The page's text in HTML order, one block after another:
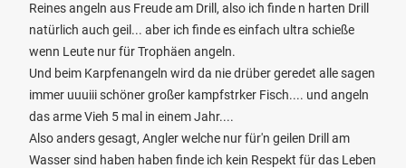
Reines angeln aus Freude am Drill, also ich finde n harten Drill
natürlich auch geil... aber ich finde es einfach ultra schieße
wenn Leute nur für Trophäen angeln.
Und beim Karpfenangeln wird da nie drüber geredet alle sagen
immer uuuiii schöner großer kampfstrker Fisch.... und angeln
das arme Vieh 5 mal in einem Jahr....
Also anders gesagt, Angler welche nur für'n geilen Drill am
Wasser sind haben haben finde ich kein Respekt für das Leben